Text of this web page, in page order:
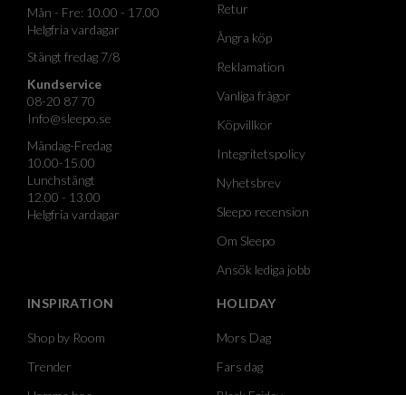
Mån - Fre: 10.00 - 17.00
Helgfria vardagar
Stängt fredag 7/8
Kundservice
08-20 87 70
Info@sleepo.se
Måndag-Fredag
10.00-15.00
Lunchstängt
12.00 - 13.00
Helgfria vardagar
Retur
Ångra köp
Reklamation
Vanliga frågor
Köpvillkor
Integritetspolicy
Nyhetsbrev
Sleepo recension
Om Sleepo
Ansök lediga jobb
INSPIRATION
Shop by Room
Trender
HOLIDAY
Mors Dag
Fars dag